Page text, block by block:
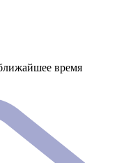
время